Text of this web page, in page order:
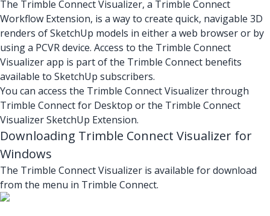
The Trimble Connect Visualizer, a Trimble Connect
Workflow Extension, is a way to create quick, navigable 3D
renders of SketchUp models in either a web browser or by
using a PCVR device. Access to the Trimble Connect
Visualizer app is part of the Trimble Connect benefits
available to SketchUp subscribers.
You can access the Trimble Connect Visualizer through
Trimble Connect for Desktop or the Trimble Connect
Visualizer SketchUp Extension.
Downloading Trimble Connect Visualizer for
Windows
The Trimble Connect Visualizer is available for download
from the menu in Trimble Connect.